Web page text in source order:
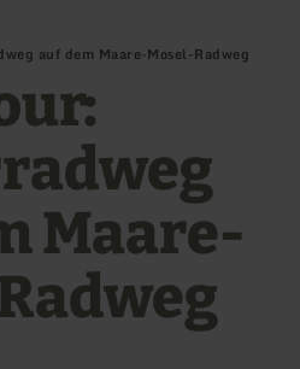
auf dem Maare-Mosel-Radweg
Maare-